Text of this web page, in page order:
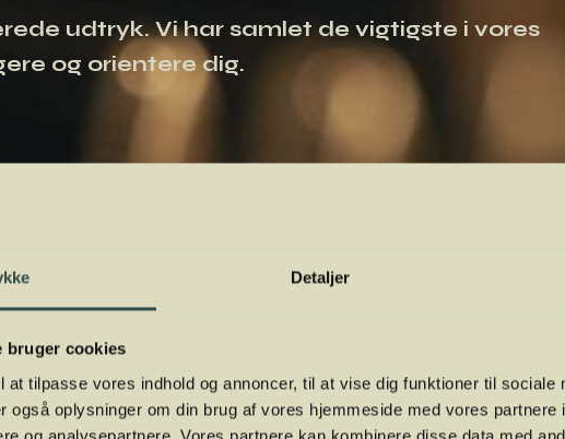
Detaljer
bruger cookies
at tilpasse vores indhold og annoncer, til at vise dig funktioner til sociale
også oplysninger om din brug af vores hjemmeside med vores partnere
udtryk. Vi har samlet de vigtigste i vores
og orientere dig.